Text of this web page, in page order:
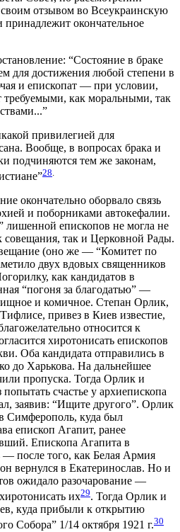
отзывом во Всеукраинскую
окончательное
“Состояние в браке
для достижения любой степени в
и епископат — при условии,
требуемыми, как моральными, так
привилегией для
Вообще, в вопросах брака и
подчиняются тем же законам,
28
окончательно оборвало связь
и поборниками автокефалии.
лишенной епископов не могла не
совещания, так и Церковной Рады.
(оно же — “Комитет по
двух вдовых священников
как кандидатов в
“погоня за благодатью” —
и комичное. Степан Орлик,
привез в Киев известие,
относится к
хиротонисать епископов
Оба кандидата отправились в
до Харькова. На дальнейшее
пропуска. Тогда Орлик и
счастье у архиепископа
заявив: “Ищите другого”. Орлик
Симферополь, куда был
епископ Агапит, ранее
Епископа Агапита в
— после того, как Белая Армия
вернулся в Екатеринослав. Но и
ожидало разочарование —
их29. Тогда Орлик и
куда прибыли к открытию
Собора” 1/14 октября 1921 г.30